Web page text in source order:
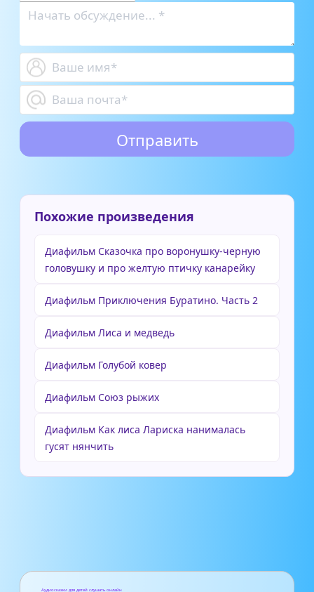
Похожие произведения
Диафильм Сказочка про воронушку-черную
головушку и про желтую птичку канарейку
Диафильм Приключения Буратино. Часть 2
Диафильм Лиса и медведь
Диафильм Голубой ковер
Диафильм Союз рыжих
Диафильм Как лиса Лариска нанималась
гусят нянчить
Аудиосказки для детей слушать онлайн